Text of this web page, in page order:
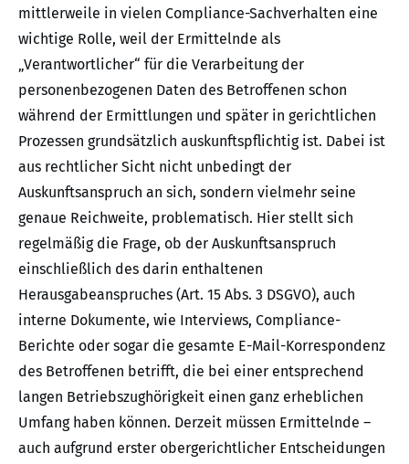
mittlerweile in vielen Compliance-Sachverhalten eine
wichtige Rolle, weil der Ermittelnde als
„Verantwortlicher“ für die Verarbeitung der
personenbezogenen Daten des Betroffenen schon
während der Ermittlungen und später in gerichtlichen
Prozessen grundsätzlich auskunftspflichtig ist. Dabei ist
aus rechtlicher Sicht nicht unbedingt der
Auskunftsanspruch an sich, sondern vielmehr seine
genaue Reichweite, problematisch. Hier stellt sich
regelmäßig die Frage, ob der Auskunftsanspruch
einschließlich des darin enthaltenen
Herausgabeanspruches (Art. 15 Abs. 3 DSGVO), auch
interne Dokumente, wie Interviews, Compliance-
Berichte oder sogar die gesamte E-Mail-Korrespondenz
des Betroffenen betrifft, die bei einer entsprechend
langen Betriebszughörigkeit einen ganz erheblichen
Umfang haben können. Derzeit müssen Ermittelnde –
auch aufgrund erster obergerichtlicher Entscheidungen